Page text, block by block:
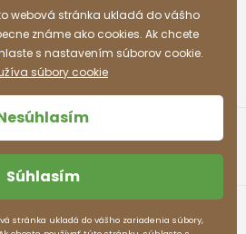
webová stránka ukladá do vášho
známe ako cookies. Ak chcete
s nastavením súborov cookie.
súbory cookie
Súhlasím
stránka ukladá do vášho zariadenia súbory,